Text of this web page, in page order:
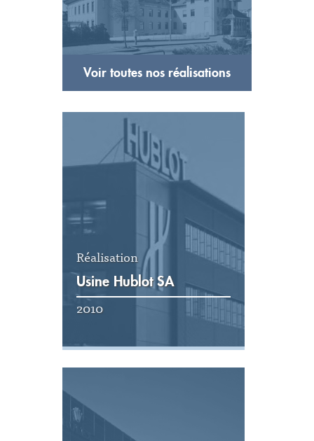
Voir toutes nos réalisations
Réalisation
Usine Hublot SA
2010
Voir la réalisation